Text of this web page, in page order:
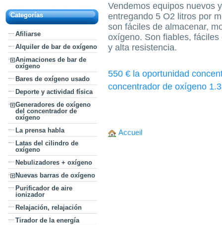
Categorías
Afiliarse
Alquiler de bar de oxígeno
Animaciones de bar de
oxígeno
Bares de oxígeno usado
Deporte y actividad física
Generadores de oxígeno
del concentrador de
oxígeno
La prensa habla
Latas del cilindro de
oxígeno
Nebulizadores + oxígeno
Nuevas barras de oxígeno
Purificador de aire
ionizador
Relajación, relajación
Tirador de la energía
Vendemos equipos nuevos
entregando 5 O2 litros por
son fáciles de almacenar,
oxígeno. Son fiables,
y alta resistencia.
550 € la oportunidad
concentrador de oxígeno
Accueil